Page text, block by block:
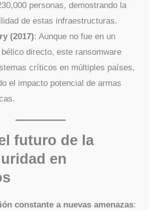
personas, demostrando la
de estas infraestructuras.
(2017): Aunque no fue en un
directo, este ransomware
críticos en múltiples países,
el impacto potencial de armas
futuro de la
en
constante a nuevas amenazas: